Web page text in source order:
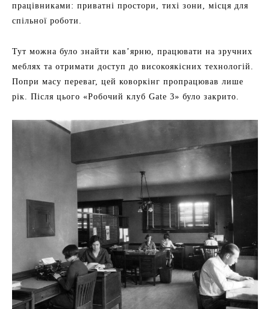
працівниками: приватні простори, тихі зони, місця для
спільної роботи.
Тут можна було знайти кав’ярню, працювати на зручних
меблях та отримати доступ до високоякісних технологій.
Попри масу переваг, цей коворкінг пропрацював лише
рік. Після цього «Робочий клуб Gate 3» було закрито.